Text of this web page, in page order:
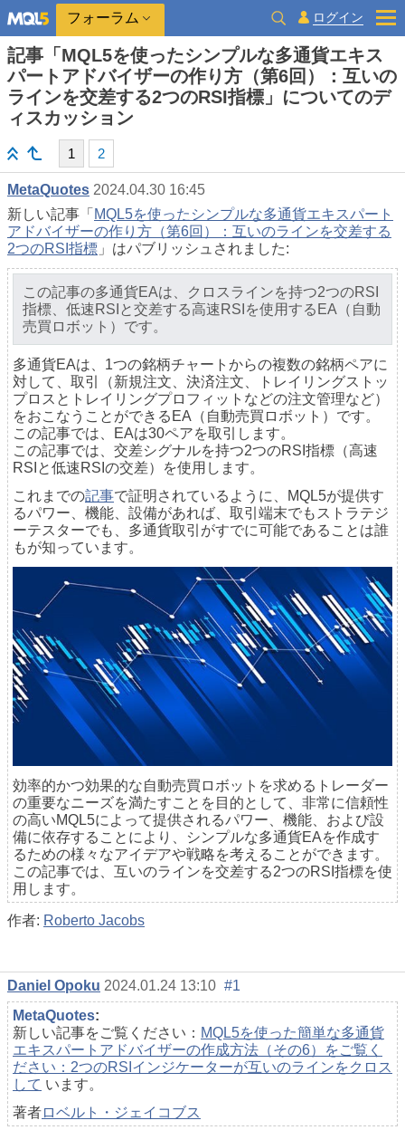
フォーラム ログイン
記事「MQL5を使ったシンプルな多通貨エキス
パートアドバイザーの作り方（第6回）：互いの
ラインを交差する2つのRSI指標」についてのデ
ィスカッション
1 2
MetaQuotes 2024.04.30 16:45
新しい記事「 MQL5を使ったシンプルな多通貨エキスパート
アドバイザーの作り方（第6回）：互いのラインを交差する
2つのRSI指標 」はパブリッシュされました:
この記事の多通貨EAは、クロスラインを持つ2つのRSI
指標、低速RSIと交差する高速RSIを使用するEA（自動
売買ロボット）です。
多通貨EAは、1つの銘柄チャートからの複数の銘柄ペアに
対して、取引（新規注文、決済注文、トレイリングストッ
プロスとトレイリングプロフィットなどの注文管理など）
をおこなうことができるEA（自動売買ロボット）です。
この記事では、EAは30ペアを取引します。
この記事では、交差シグナルを持つ2つのRSI指標（高速
RSIと低速RSIの交差）を使用します。
これまでの記事で証明されているように、MQL5が提供す
るパワー、機能、設備があれば、取引端末でもストラテジ
ーテスターでも、多通貨取引がすでに可能であることは誰
もが知っています。
効率的かつ効果的な自動売買ロボットを求めるトレーダー
の重要なニーズを満たすことを目的として、非常に信頼性
の高いMQL5によって提供されるパワー、機能、および設
備に依存することにより、シンプルな多通貨EAを作成す
るための様々なアイデアや戦略を考えることができます。
この記事では、互いのラインを交差する2つのRSI指標を使
用します。
作者: Roberto Jacobs
Daniel Opoku 2024.01.24 13:10 #1
MetaQuotes:
新しい記事をご覧ください： MQL5を使った簡単な多通貨
エキスパートアドバイザーの作成方法（その6）をご覧く
ださい：2つのRSIインジケーターが互いのラインをクロス
して います。
著者ロベルト・ジェイコブス